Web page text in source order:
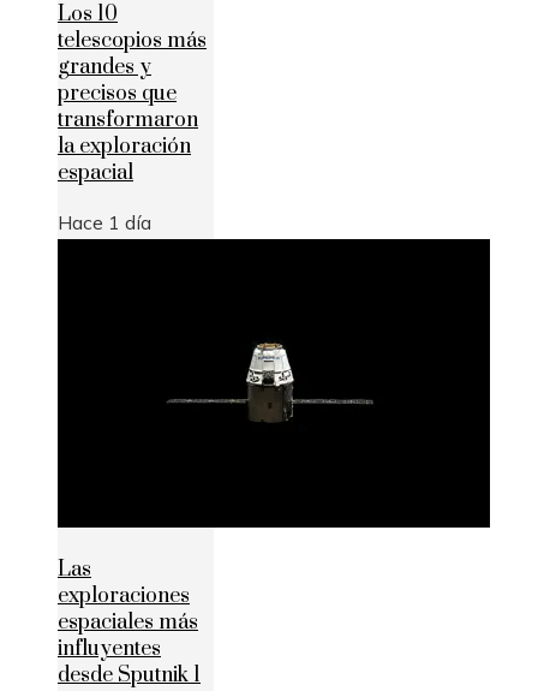
Los 10
telescopios más
grandes y
precisos que
transformaron
la exploración
espacial
Hace 1 día
Las
exploraciones
espaciales más
influyentes
desde Sputnik 1